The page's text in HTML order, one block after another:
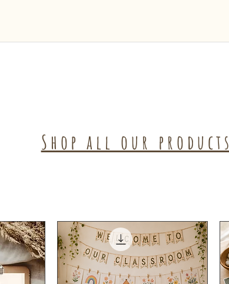
Shop all our products